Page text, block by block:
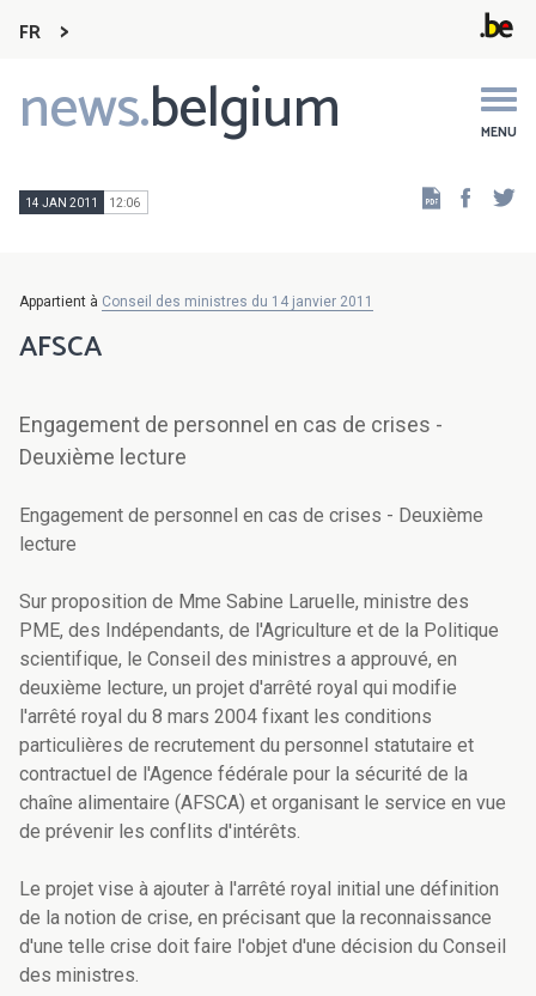
FR
news.belgium MENU
Main
navigation
14 JAN 2011 12:06
Appartient à Conseil des ministres du 14 janvier 2011
AFSCA
Engagement de personnel en cas de crises -
Deuxième lecture
Engagement de personnel en cas de crises - Deuxième
lecture
Sur proposition de Mme Sabine Laruelle, ministre des
PME, des Indépendants, de l'Agriculture et de la Politique
scientifique, le Conseil des ministres a approuvé, en
deuxième lecture, un projet d'arrêté royal qui modifie
l'arrêté royal du 8 mars 2004 fixant les conditions
particulières de recrutement du personnel statutaire et
contractuel de l'Agence fédérale pour la sécurité de la
chaîne alimentaire (AFSCA) et organisant le service en vue
de prévenir les conflits d'intérêts.
Le projet vise à ajouter à l'arrêté royal initial une définition
de la notion de crise, en précisant que la reconnaissance
d'une telle crise doit faire l'objet d'une décision du Conseil
des ministres.